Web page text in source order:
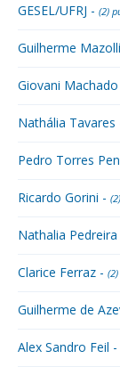
GESEL/UFRJ - (2)
Guilherme
Giovani
Nathália Tavares
Pedro Torres
Ricardo Gorini -
Nathalia Pedreira
Clarice Ferraz -
Guilherme de
Alex Sandro Feil -